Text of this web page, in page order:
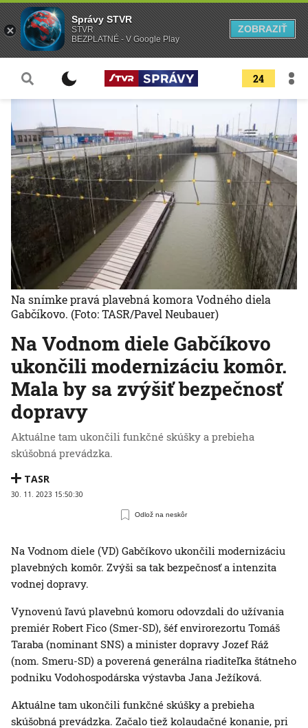
24
Na Vodnom diele Gabčíkovo
ukončili modernizáciu komôr.
Mala by sa zvýšiť bezpečnosť
dopravy
Aktuálne tam ukončili funkčné skúšky a prebieha
skúšobná prevádzka.
TASR
30. 11. 2023 15:50:30
Odlož na neskôr
Na snímke pravá plavebná komora Vodného diela
Gabčíkovo. (Foto: TASR/Pavel Neubauer)
Na Vodnom diele (VD) Gabčíkovo ukončili modernizáciu
plavebných komôr. Zvýši sa tak bezpečnosť a intenzita
vodnej dopravy.
Vynovenú ľavú plavebnú komoru odovzdali do užívania
premiér Robert Fico (Smer-SD), šéf envirorezortu Tomáš
Taraba (nominant SNS) a minister dopravy Jozef Ráž
(nom. Smeru-SD) a poverená generálna riaditeľka štátneho
podniku Vodohospodárska výstavba Jana Ježíková.
Aktuálne tam ukončili funkčné skúšky a prebieha
skúšobná prevádzka. Začalo tiež kolaudačné konanie, pri
Správy STVR
STVR
BEZPLATNÉ - V Google Play
ZOBRAZIŤ